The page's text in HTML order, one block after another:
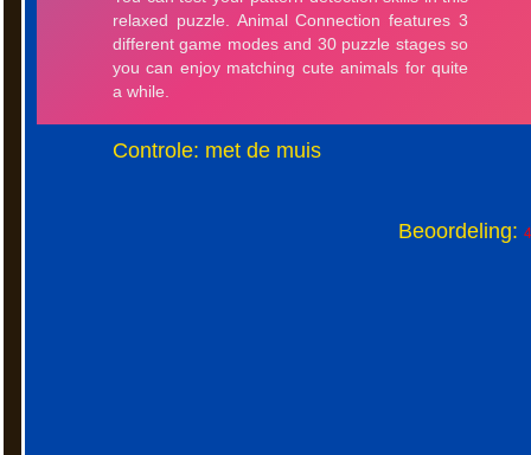
Controle: met de muis
Beoordeling: